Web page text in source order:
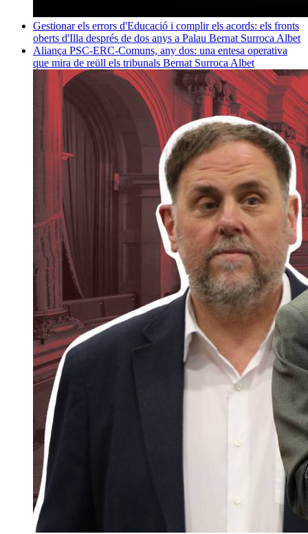
Gestionar els errors d'Educació i complir els acords: els fronts
oberts d'Illa després de dos anys a Palau Bernat Surroca Albet
Aliança PSC-ERC-Comuns, any dos: una entesa operativa
que mira de reüll els tribunals Bernat Surroca Albet